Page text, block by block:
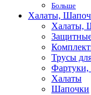
Больше
Халаты,
Халаты,
Трусы
Фартуки,
Халаты
Шапочки